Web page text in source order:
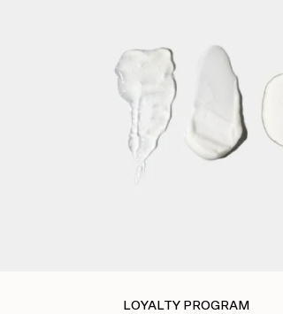
LOYALTY PROGRAM